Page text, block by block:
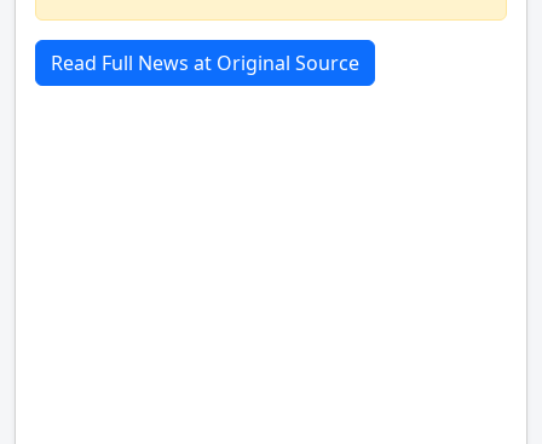
Read Full News at Original Source